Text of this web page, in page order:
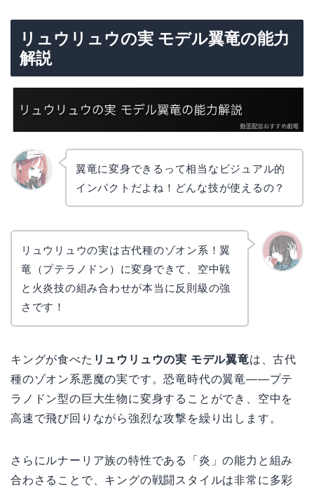
リュウリュウの実 モデル翼竜の能力
解説
翼竜に変身できるって相当なビジュアル的
インパクトだよね！どんな技が使えるの？
リュウリュウの実は古代種のゾオン系！翼
竜（プテラノドン）に変身できて、空中戦
と火炎技の組み合わせが本当に反則級の強
さです！
キングが食べた リュウリュウの実 モデル翼竜は、古代
種のゾオン系悪魔の実です。恐竜時代の翼竜——プテ
ラノドン型の巨大生物に変身することができ、空中を
高速で飛び回りながら強烈な攻撃を繰り出します。
さらにルナーリア族の特性である「炎」の能力と組み
合わさることで、キングの戦闘スタイルは非常に多彩